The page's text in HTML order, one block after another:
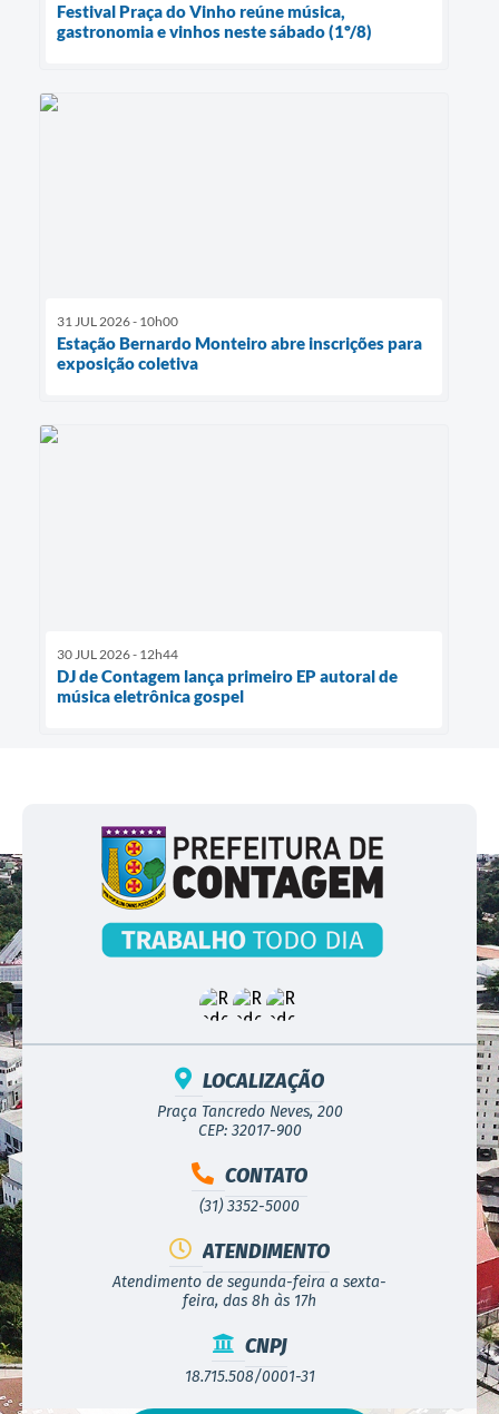
Festival Praça do Vinho reúne música,
gastronomia e vinhos neste sábado (1º/8)
31 JUL 2026 - 10h00
Estação Bernardo Monteiro abre inscrições para
exposição coletiva
30 JUL 2026 - 12h44
DJ de Contagem lança primeiro EP autoral de
música eletrônica gospel
LOCALIZAÇÃO
Praça Tancredo Neves, 200
CEP: 32017-900
CONTATO
(31) 3352-5000
ATENDIMENTO
Atendimento de segunda-feira a sexta-
feira, das 8h às 17h
CNPJ
18.715.508/0001-31